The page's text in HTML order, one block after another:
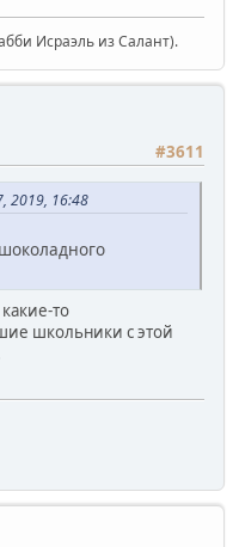
Исраэль из Салант).
#3611
2019, 16:48
то
школьники с этой